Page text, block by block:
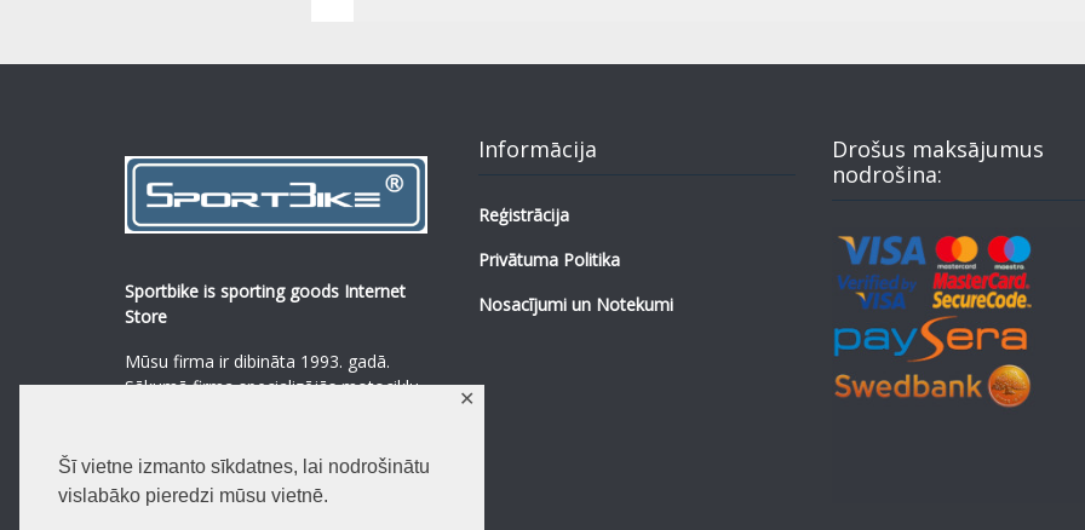
Šī vietne izmanto sīkdatnes, lai nodrošinātu
vislabāko pieredzi mūsu vietnē.
✕
Sportbike is sporting goods Internet
Store
Mūsu firma ir dibināta 1993. gadā.
Sākumā firma specializējās motociklu,
Lasīt vairāk
Informācija
Reģistrācija
Privātuma Politika
Nosacījumi un Notekumi
Drošus maksājumus
nodrošina:
0